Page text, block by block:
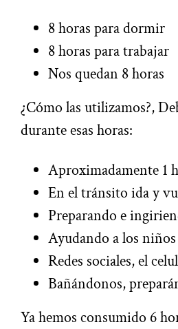
8 horas para dormir
8 horas para trabajar
Nos quedan 8 horas
¿Cómo las utilizamos?,
durante esas horas:
Aproximadamente 1
En el tránsito ida y
Preparando e
Ayudando a los
Redes sociales, el
Bañándonos,
Ya hemos consumido 6